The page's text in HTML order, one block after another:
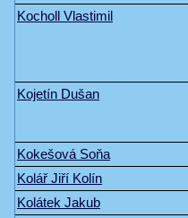
Kocholl Vlastimil
Kojetín Dušan
Kokešová Soňa
Kolář Jiří Kolín
Kolátek Jakub